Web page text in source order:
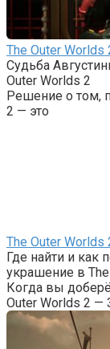
The Outer Worlds
Судьба
Outer Worlds 2
Решение о том,
2 — это
The Outer Worlds
Где найти и как
украшение в
Когда вы
Outer Worlds 2 —